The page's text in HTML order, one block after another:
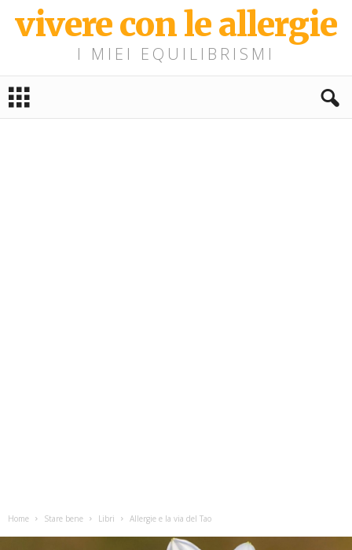
vivere con le allergie
I MIEI EQUILIBRISMI
Home Stare bene Libri Allergie e la via del Tao